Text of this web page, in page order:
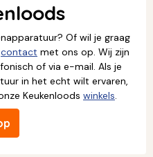
Of wil je graag
contact met ons op. Wij zijn
of via e-mail. Als je
in het echt wilt ervaren,
Keukenloods winkels.